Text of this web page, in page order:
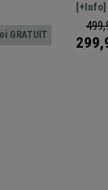
pour
GRATUIT
une
[+Info]